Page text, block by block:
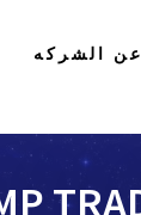
عن الشركه